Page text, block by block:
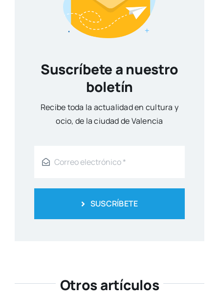
Suscríbete a nuestro
boletín
Reci­be toda la actua­li­dad en cul­tu­ra y
ocio, de la ciu­dad de Valen­cia
SUSCRÍBETE
Otros artículos